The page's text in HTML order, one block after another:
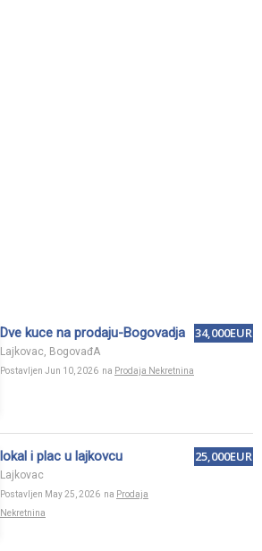
Dve kuce na prodaju-Bogovadja
Lajkovac, BogovađA
Postavljen Jun 10, 2026 na Prodaja Nekretnina
34,000EUR
lokal i plac u lajkovcu
Lajkovac
Postavljen May 25, 2026 na Prodaja
Nekretnina
25,000EUR